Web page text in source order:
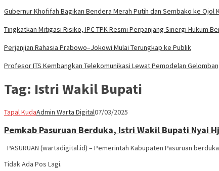
Gubernur Khofifah Bagikan Bendera Merah Putih dan Sembako ke Ojol
Tingkatkan Mitigasi Risiko, IPC TPK Resmi Perpanjang Sinergi Hukum
Perjanjian Rahasia Prabowo–Jokowi Mulai Terungkap ke Publik
Profesor ITS Kembangkan Telekomunikasi Lewat Pemodelan
Tag: Istri Wakil Bupati
Tapal KudaAdmin Warta Digital07/03/2025
Pemkab Pasuruan Berduka, Istri Wakil Bupati Nyai
PASURUAN (wartadigital.id) – Pemerintah Kabupaten Pasuruan
Tidak Ada Pos Lagi.